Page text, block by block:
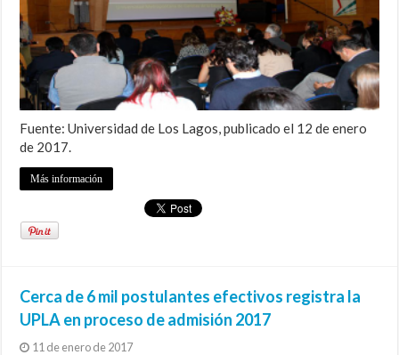
Fuente: Universidad de Los Lagos, publicado el 12 de enero
de 2017.
Más información
Cerca de 6 mil postulantes efectivos registra la
UPLA en proceso de admisión 2017
11 de enero de 2017